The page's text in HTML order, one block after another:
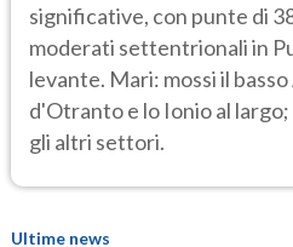
significative, con punte di
moderati settentrionali in
levante. Mari: mossi il
d'Otranto e lo Ionio al
gli altri settori.
Ultime news